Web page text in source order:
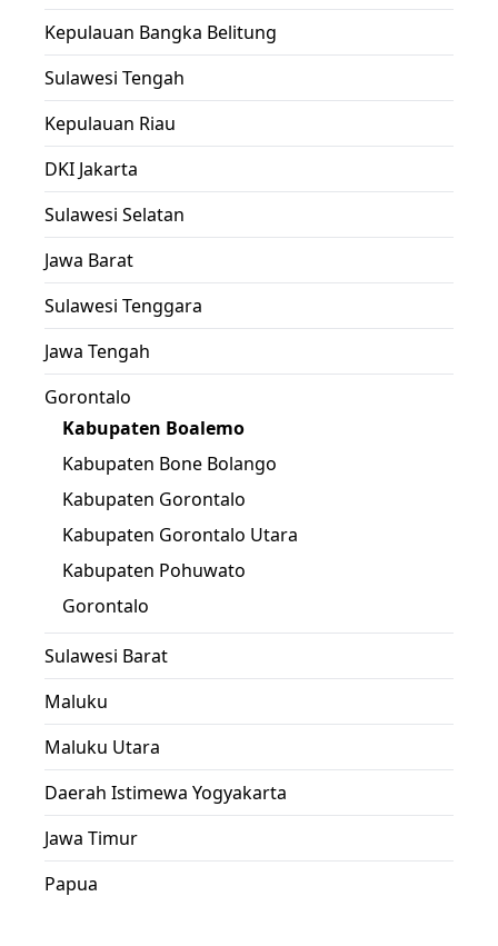
Kepulauan Bangka Belitung
Sulawesi Tengah
Kepulauan Riau
DKI Jakarta
Sulawesi Selatan
Jawa Barat
Sulawesi Tenggara
Jawa Tengah
Gorontalo
Kabupaten Boalemo
Kabupaten Bone Bolango
Kabupaten Gorontalo
Kabupaten Gorontalo Utara
Kabupaten Pohuwato
Gorontalo
Sulawesi Barat
Maluku
Maluku Utara
Daerah Istimewa Yogyakarta
Jawa Timur
Papua